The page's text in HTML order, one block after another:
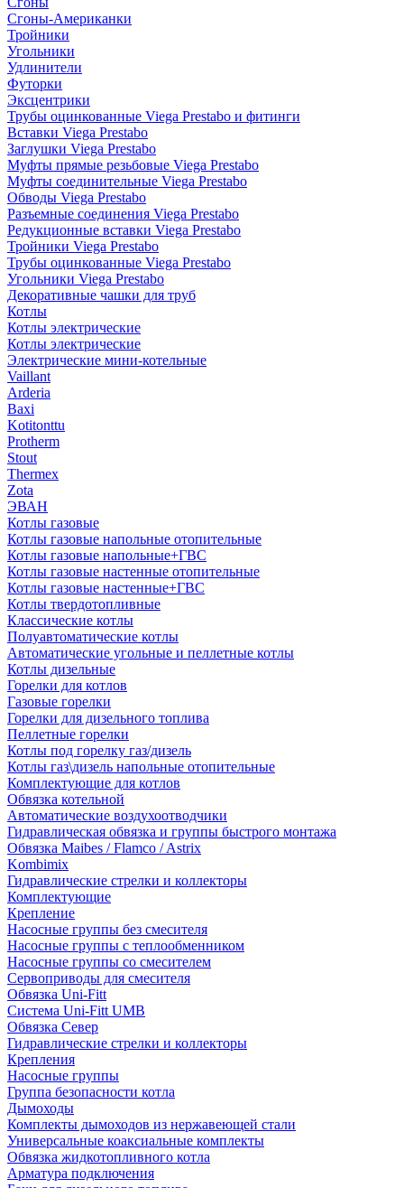
Сгоны-Американки
Тройники
Угольники
Удлинители
Футорки
Эксцентрики
Трубы оцинкованные Viega Prestabo и фитинги
Вставки Viega Prestabo
Заглушки Viega Prestabo
Муфты прямые резьбовые Viega Prestabo
Муфты соединительные Viega Prestabo
Обводы Viega Prestabo
Разъемные соединения Viega Prestabo
Редукционные вставки Viega Prestabo
Тройники Viega Prestabo
Трубы оцинкованные Viega Prestabo
Угольники Viega Prestabo
Декоративные чашки для труб
Котлы
Котлы электрические
Котлы электрические
Электрические мини-котельные
Vaillant
Arderia
Baxi
Kotitonttu
Protherm
Stout
Thermex
Zota
ЭВАН
Котлы газовые
Котлы газовые напольные отопительные
Котлы газовые напольные+ГВС
Котлы газовые настенные отопительные
Котлы газовые настенные+ГВС
Котлы твердотопливные
Классические котлы
Полуавтоматические котлы
Автоматические угольные и пеллетные котлы
Котлы дизельные
Горелки для котлов
Газовые горелки
Горелки для дизельного топлива
Пеллетные горелки
Котлы под горелку газ/дизель
Котлы газ\дизель напольные отопительные
Комплектующие для котлов
Обвязка котельной
Автоматические воздухоотводчики
Гидравлическая обвязка и группы быстрого монтажа
Обвязка Maibes / Flamco / Astrix
Kombimix
Гидравлические стрелки и коллекторы
Комплектующие
Крепление
Насосные группы без смесителя
Насосные группы с теплообменником
Насосные группы со смесителем
Сервоприводы для смесителя
Обвязка Uni-Fitt
Система Uni-Fitt UMB
Обвязка Север
Гидравлические стрелки и коллекторы
Крепления
Насосные группы
Группа безопасности котла
Дымоходы
Комплекты дымоходов из нержавеющей стали
Универсальные коаксиальные комплекты
Обвязка жидкотопливного котла
Арматура подключения